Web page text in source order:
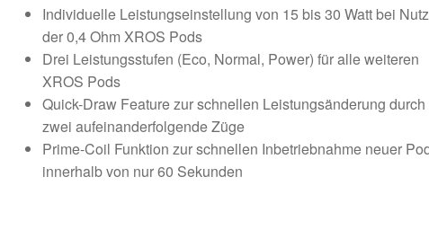
Individuelle Leistungseinstellung von 15 bis 30 Watt bei
der 0,4 Ohm XROS Pods
Drei Leistungsstufen (Eco, Normal, Power) für alle weiteren
XROS Pods
Quick-Draw Feature zur schnellen Leistungsänderung durch
zwei aufeinanderfolgende Züge
Prime-Coil Funktion zur schnellen Inbetriebnahme neuer
innerhalb von nur 60 Sekunden